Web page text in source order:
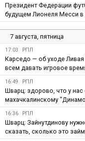
Президент Федерации
будущем Лионеля Месси в
7 августа, пятница
17:03 РПЛ
Карседо — об уходе
всем давать игровое
16:49 РПЛ
Шварц: здорово, что у
махачкалинскому
16:36 РПЛ
Шварц: Зайнутдинову
сказать, сколько это